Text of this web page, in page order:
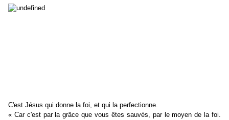
C'est Jésus qui donne la foi, et qui la perfectionne.
« Car c'est par la grâce que vous êtes sauvés, par le moyen de la foi.